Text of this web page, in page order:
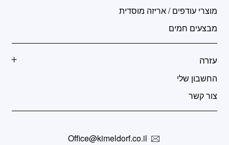
מוצרי עודפים / אריזה מוסדית
מבצעים חמים
עזרה
החשבון שלי
צור קשר
Office@kimeldorf.co.il